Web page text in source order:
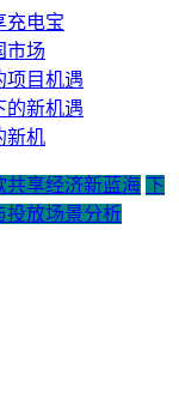
充电宝
市场
项目机遇
的新机遇
新机
共享经济新蓝海 下
投放场景分析